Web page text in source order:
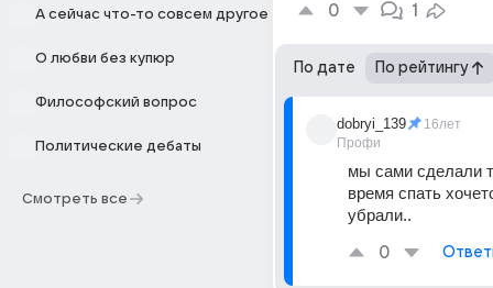
А сейчас что-то совсем другое
О любви без купюр
Философский вопрос
Политические дебаты
Смотреть все
0 1
По дате По рейтингу
dobryi_139
Профи
16лет
мы сами сделали
время спать
убрали..
0